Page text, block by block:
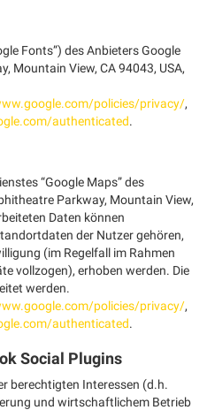
Fonts”) des Anbieters Google
Mountain View, CA 94043, USA,
policies/privacy/,
authenticated.
“Google Maps” des
Parkway, Mountain View,
Daten können
der Nutzer gehören,
(im Regelfall im Rahmen
vollzogen), erhoben werden. Die
werden.
policies/privacy/,
authenticated.
Social Plugins
berechtigten Interessen (d.h.
und wirtschaftlichem Betrieb